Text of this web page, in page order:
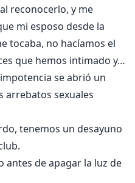
reconocerlo, y me
mi esposo desde la
tocaba, no hacíamos el
que hemos intimado y…
se abrió un
arrebatos sexuales
tenemos un desayuno
antes de apagar la luz de